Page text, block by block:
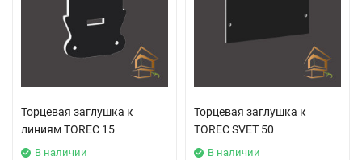
Торцевая заглушка к
линиям TOREC 15
В наличии
Торцевая заглушка к
TOREC SVET 50
В наличии